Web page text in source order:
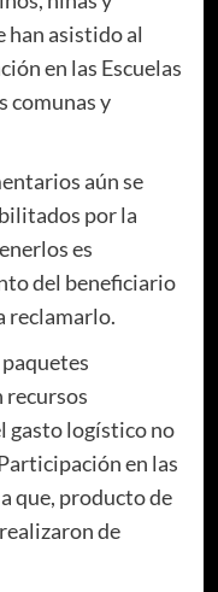
han asistido al
en las Escuelas
comunas y
aún se
por la
es
del beneficiario
reclamarlo.
recursos
gasto logístico no
en las
que, producto de
de